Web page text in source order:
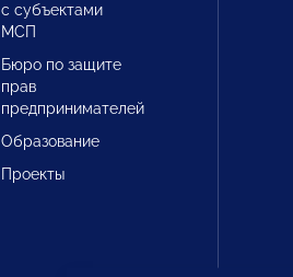
с субъектами
МСП
Бюро по защите
прав
предпринимателей
Образование
Проекты